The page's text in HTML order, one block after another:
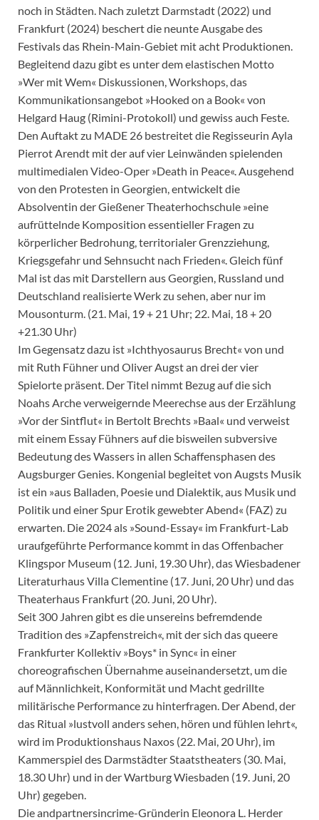
noch in Städten. Nach zuletzt Darmstadt (2022) und
Frankfurt (2024) beschert die neunte Ausgabe des
Festivals das Rhein-Main-Gebiet mit acht Produktionen.
Begleitend dazu gibt es unter dem elastischen Motto
»Wer mit Wem« Diskussionen, Workshops, das
Kommunikationsangebot »Hooked on a Book« von
Helgard Haug (Rimini-Protokoll) und gewiss auch Feste.
Den Auftakt zu MADE 26 bestreitet die Regisseurin Ayla
Pierrot Arendt mit der auf vier Leinwänden spielenden
multimedialen Video-Oper »Death in Peace«. Ausgehend
von den Protesten in Georgien, entwickelt die
Absolventin der Gießener Theaterhochschule »eine
aufrüttelnde Komposition essentieller Fragen zu
körperlicher Bedrohung, territorialer Grenzziehung,
Kriegsgefahr und Sehnsucht nach Frieden«. Gleich fünf
Mal ist das mit Darstellern aus Georgien, Russland und
Deutschland realisierte Werk zu sehen, aber nur im
Mousonturm. (21. Mai, 19 + 21 Uhr; 22. Mai, 18 + 20
+21.30 Uhr)
Im Gegensatz dazu ist »Ichthyosaurus Brecht« von und
mit Ruth Fühner und Oliver Augst an drei der vier
Spielorte präsent. Der Titel nimmt Bezug auf die sich
Noahs Arche verweigernde Meerechse aus der Erzählung
»Vor der Sintflut« in Bertolt Brechts »Baal« und verweist
mit einem Essay Fühners auf die bisweilen subversive
Bedeutung des Wassers in allen Schaffensphasen des
Augsburger Genies. Kongenial begleitet von Augsts Musik
ist ein »aus Balladen, Poesie und Dialektik, aus Musik und
Politik und einer Spur Erotik gewebter Abend« (FAZ) zu
erwarten. Die 2024 als »Sound-Essay« im Frankfurt-Lab
uraufgeführte Performance kommt in das Offenbacher
Klingspor Museum (12. Juni, 19.30 Uhr), das Wiesbadener
Literaturhaus Villa Clementine (17. Juni, 20 Uhr) und das
Theaterhaus Frankfurt (20. Juni, 20 Uhr).
Seit 300 Jahren gibt es die unsereins befremdende
Tradition des »Zapfenstreich«, mit der sich das queere
Frankfurter Kollektiv »Boys* in Sync« in einer
choreografischen Übernahme auseinandersetzt, um die
auf Männlichkeit, Konformität und Macht gedrillte
militärische Performance zu hinterfragen. Der Abend, der
das Ritual »lustvoll anders sehen, hören und fühlen lehrt«,
wird im Produktionshaus Naxos (22. Mai, 20 Uhr), im
Kammerspiel des Darmstädter Staatstheaters (30. Mai,
18.30 Uhr) und in der Wartburg Wiesbaden (19. Juni, 20
Uhr) gegeben.
Die andpartnersincrime-Gründerin Eleonora L. Herder